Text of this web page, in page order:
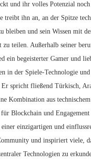
und ihr volles Potenzial
treibt ihn an, an der Spitze
bleiben und sein Wissen mit
zu teilen. Außerhalb seiner
ein begeisterter Gamer und
in der Spiele-Technologie
Er spricht fließend Türkisch,
Kombination aus
Blockchain und
einzigartigen und
und inspiriert viele,
Technologien zu